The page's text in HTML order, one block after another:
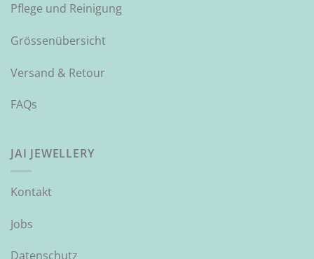
Pflege und Reinigung
Grössenübersicht
Versand & Retour
FAQs
JAI JEWELLERY
Kontakt
Jobs
Datenschutz